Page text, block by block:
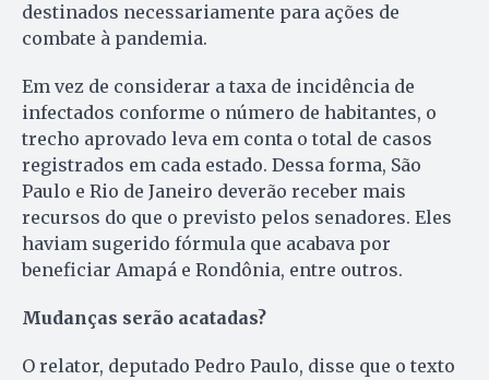
destinados necessariamente para ações de
combate à pandemia.
Em vez de considerar a taxa de incidência de
infectados conforme o número de habitantes, o
trecho aprovado leva em conta o total de casos
registrados em cada estado. Dessa forma, São
Paulo e Rio de Janeiro deverão receber mais
recursos do que o previsto pelos senadores. Eles
haviam sugerido fórmula que acabava por
beneficiar Amapá e Rondônia, entre outros.
Mudanças serão acatadas?
O relator, deputado Pedro Paulo, disse que o texto